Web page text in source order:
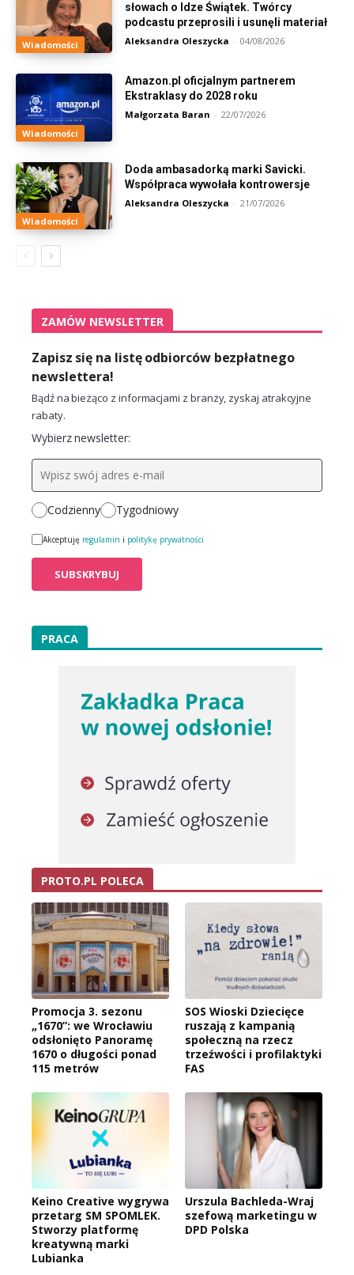
Wiadomości
słowach o Idze Świątek. Twórcy
podcastu przeprosili i usunęli materiał
Aleksandra Oleszycka - 04/08/2026
Wiadomości
Amazon.pl oficjalnym partnerem
Ekstraklasy do 2028 roku
Małgorzata Baran - 22/07/2026
Wiadomości
Doda ambasadorką marki Savicki.
Współpraca wywołała kontrowersje
Aleksandra Oleszycka - 21/07/2026
ZAMÓW NEWSLETTER
Zapisz się na listę odbiorców bezpłatnego
newslettera!
Bądź na bieżąco z informacjami z branży, zyskaj atrakcyjne
rabaty.
Wybierz newsletter:
Codzienny Tygodniowy
Akceptuję regulamin i politykę prywatności
PRACA
PROTO.PL POLECA
Promocja 3. sezonu
„1670”: we Wrocławiu
odsłonięto Panoramę
1670 o długości ponad
115 metrów
SOS Wioski Dziecięce
ruszają z kampanią
społeczną na rzecz
trzeźwości i profilaktyki
FAS
Keino Creative wygrywa
przetarg SM SPOMLEK.
Stworzy platformę
kreatywną marki
Lubianka
Urszula Bachleda-Wraj
szefową marketingu w
DPD Polska